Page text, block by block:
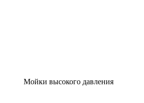
Мойки высокого давления